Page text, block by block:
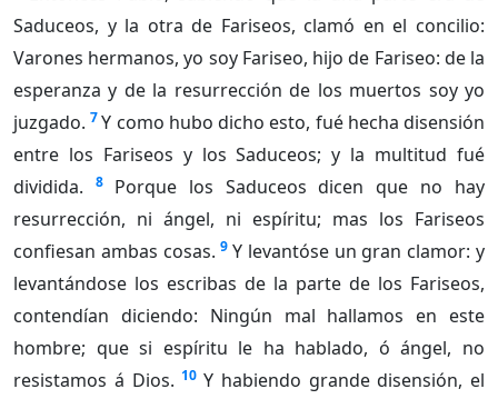
Saduceos, y la otra de Fariseos, clamó en el concilio:
Varones hermanos, yo soy Fariseo, hijo de Fariseo: de la
esperanza y de la resurrección de los muertos soy yo
juzgado. 7 Y como hubo dicho esto, fué hecha disensión
entre los Fariseos y los Saduceos; y la multitud fué
dividida.
8
Porque los Saduceos dicen que no hay
resurrección, ni ángel, ni espíritu; mas los Fariseos
confiesan ambas cosas. 9 Y levantóse un gran clamor: y
levantándose los escribas de la parte de los Fariseos,
contendían diciendo: Ningún mal hallamos en este
hombre; que si espíritu le ha hablado, ó ángel, no
resistamos á Dios. 10 Y habiendo grande disensión, el